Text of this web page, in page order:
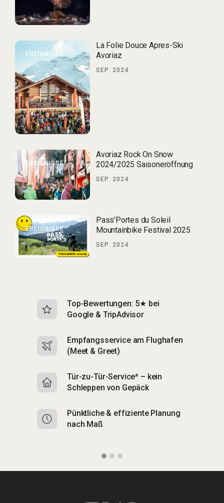
EREIGNISSE
La Folie Douce Apres-Ski
Avoriaz
SEP. 2024
EREIGNISSE
Avoriaz Rock On Snow
2024/2025 Saisoneröffnung
SEP. 2024
EREIGNISSE
Pass’Portes du Soleil
Mountainbike Festival 2025
SEP. 2024
Top-Bewertungen: 5★ bei
Google & TripAdvisor
Empfangsservice am Flughafen
(Meet & Greet)
Tür-zu-Tür-Service* – kein
Schleppen von Gepäck
Pünktliche & effiziente Planung
nach Maß